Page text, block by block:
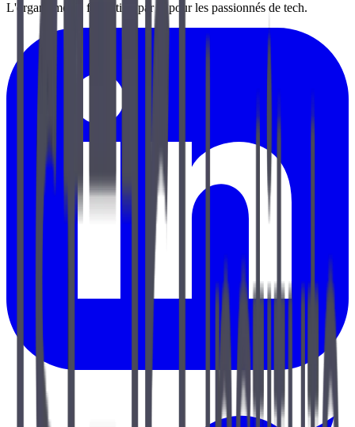
L'organisme de formation par et pour les passionnés de tech.